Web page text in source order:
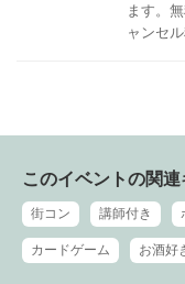
ます。
ャンセ
このイベントの関
街コン 講師付き
カードゲーム お酒好